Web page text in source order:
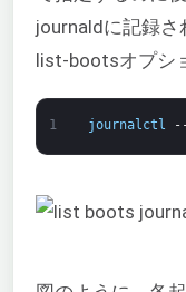
journaldに記録
list-bootsオプシ
1 journalctl